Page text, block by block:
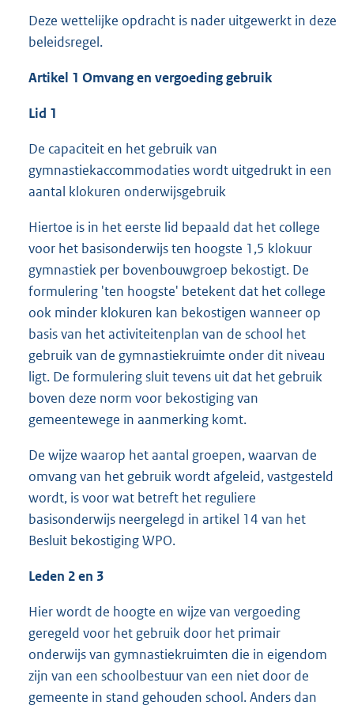
Deze wettelijke opdracht is nader uitgewerkt in deze
beleidsregel.
Artikel 1 Omvang en vergoeding gebruik
Lid 1
De capaciteit en het gebruik van
gymnastiekaccommodaties wordt uitgedrukt in een
aantal klokuren onderwijsgebruik
Hiertoe is in het eerste lid bepaald dat het college
voor het basisonderwijs ten hoogste 1,5 klokuur
gymnastiek per bovenbouwgroep bekostigt. De
formulering 'ten hoogste' betekent dat het college
ook minder klokuren kan bekostigen wanneer op
basis van het activiteitenplan van de school het
gebruik van de gymnastiekruimte onder dit niveau
ligt. De formulering sluit tevens uit dat het gebruik
boven deze norm voor bekostiging van
gemeentewege in aanmerking komt.
De wijze waarop het aantal groepen, waarvan de
omvang van het gebruik wordt afgeleid, vastgesteld
wordt, is voor wat betreft het reguliere
basisonderwijs neergelegd in artikel 14 van het
Besluit bekostiging WPO.
Leden 2 en 3
Hier wordt de hoogte en wijze van vergoeding
geregeld voor het gebruik door het primair
onderwijs van gymnastiekruimten die in eigendom
zijn van een schoolbestuur van een niet door de
gemeente in stand gehouden school. Anders dan